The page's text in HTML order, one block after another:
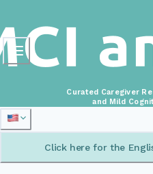
Curated Caregiver
and Mild
Click here for the